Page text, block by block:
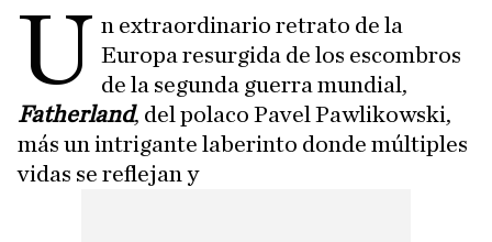
U n extraordinario retrato de la
Europa resurgida de los escombros
de la segunda guerra mundial,
Fatherland, del polaco Pavel Pawlikowski,
más un intrigante laberinto donde múltiples
vidas se reflejan y